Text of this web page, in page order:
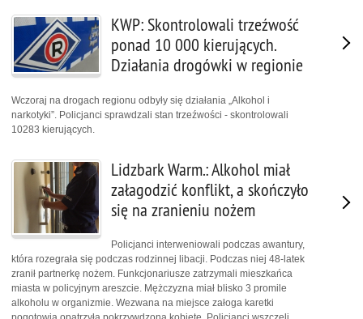
KWP: Skontrolowali trzeźwość
ponad 10 000 kierujących.
Działania drogówki w regionie
Wczoraj na drogach regionu odbyły się działania „Alkohol i
narkotyki”. Policjanci sprawdzali stan trzeźwości - skontrolowali
10283 kierujących.
Lidzbark Warm.: Alkohol miał
załagodzić konflikt, a skończyło
się na zranieniu nożem
Policjanci interweniowali podczas awantury,
która rozegrała się podczas rodzinnej libacji. Podczas niej 48-latek
zranił partnerkę nożem. Funkcjonariusze zatrzymali mieszkańca
miasta w policyjnym areszcie. Mężczyzna miał blisko 3 promile
alkoholu w organizmie. Wezwana na miejsce załoga karetki